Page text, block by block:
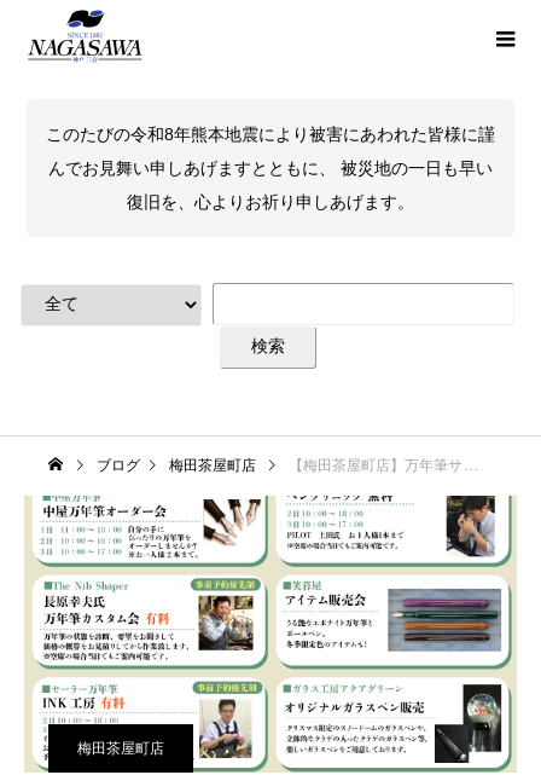
このたびの令和8年熊本地震により被害にあわれた皆様に謹
んでお見舞い申しあげますとともに、 被災地の一日も早い
復旧を、心よりお祈り申しあげます。
ブログ 梅田茶屋町店 【梅田茶屋町店】万年筆サミット2023開催決定！＆第1部・各WSご予約受付開始！
梅田茶屋町店